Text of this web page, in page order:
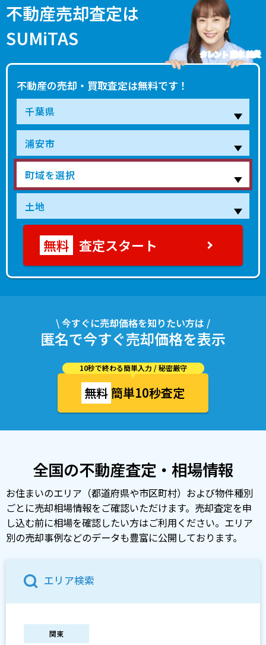
不動産売却査定は
SUMiTAS
不動産の売却・買取査定は無料です！
タレント 藤本 美貴
査定スタート
\ 今すぐに売却価格を知りたい方は /
匿名で今すぐ売却価格を表示
10秒で終わる簡単入力 / 秘密厳守
無料簡単10秒査定
全国の不動産査定・相場情報
お住まいのエリア（都道府県や市区町村）および物件種別
ごとに売却相場情報をご確認いただけます。売却査定を申
し込む前に相場を確認したい方はご利用ください。エリア
別の売却事例などのデータも豊富に公開しております。
エリア検索
関東